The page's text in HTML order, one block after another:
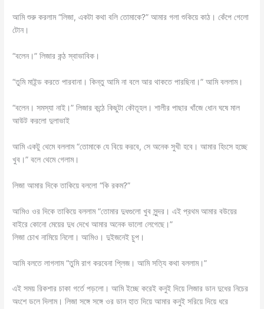
আমি শুরু করলাম “লিজা, একটা কথা বলি তোমাকে?” আমার গলা শুকিয়ে কাঠ। কেঁপে গেলো
টোন।
“বলেন।” লিজার কন্ঠ স্বাভাবিক।
“তুমি মাইন্ড করতে পারবানা। কিন্তু আমি না বলে আর থাকতে পারছিনা।” আমি বললাম।
“বলেন। সমস্যা নাই।” লিজার কন্ঠে কিছুটা কৌতূহল। শালীর পাছার খাঁজে ধোন ঘষে মাল
আউট করলো দুলাভাই
আমি একটু থেমে বললাম “তোমাকে যে বিয়ে করবে, সে অনেক সুখী হবে। আমার হিংসে হচ্ছে
খুব।” বলে থেমে গেলাম।
লিজা আমার দিকে তাকিয়ে বললো “কি রকম?”
আমিও ওর দিকে তাকিয়ে বললাম “তোমার দুধগুলো খুব সুন্দর। এই প্রথম আমার বউয়ের
বাইরে কোনো মেয়ের দুধ দেখে আমার অনেক ভালো লেগেছে।”
লিজা চোখ নামিয়ে নিলো। আমিও। দুইজনেই চুপ।
আমি বলতে লাগলাম “তুমি রাগ করবেনা প্লিজ। আমি সত্যি কথা বললাম।”
এই সময় রিকশার চাকা গর্তে পড়লো। আমি ইচ্ছে করেই কনুই দিয়ে লিজার ডান দুধের নিচের
অংশে ডলে দিলাম। লিজা সঙ্গে সঙ্গে ওর ডান হাত দিয়ে আমার কনুই সরিয়ে দিয়ে ধরে